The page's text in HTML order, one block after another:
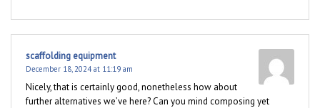
scaffolding equipment
December 18, 2024 at 11:19 am
Nicely, that is certainly good, nonetheless how about
further alternatives we’ve here? Can you mind composing yet